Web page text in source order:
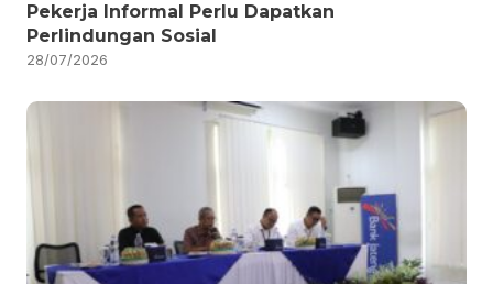
Pekerja Informal Perlu Dapatkan
Perlindungan Sosial
28/07/2026